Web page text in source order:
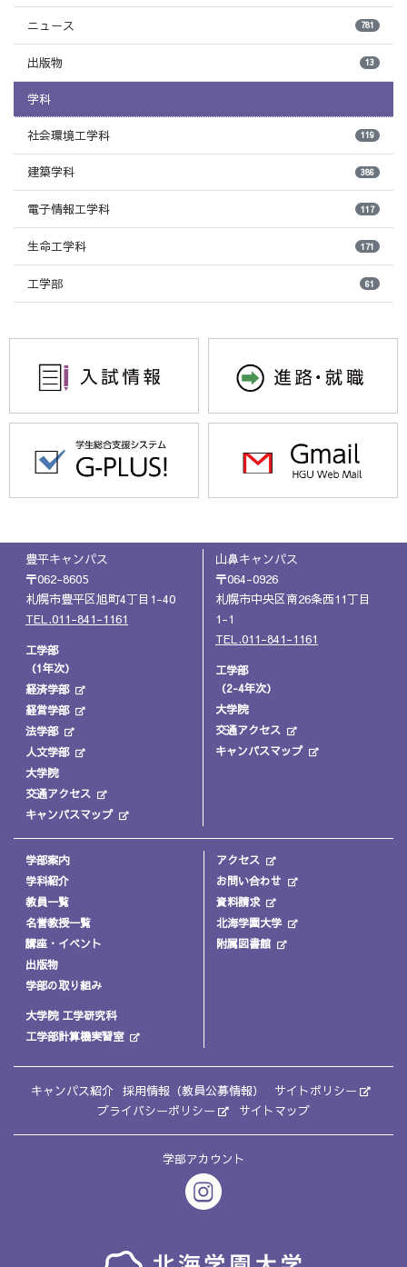
ニュース 781
出版物 13
学科
社会環境工学科 119
建築学科 386
電子情報工学科 117
生命工学科 171
工学部 61
豊平キャンパス
〒062-8605
札幌市豊平区旭町4丁目1-40
TEL.011-841-1161
工学部
（1年次）
経済学部
経営学部
法学部
人文学部
大学院
交通アクセス
キャンパスマップ
山鼻キャンパス
〒064-0926
札幌市中央区南26条西11丁目
1-1
TEL.011-841-1161
工学部
（2-4年次）
大学院
交通アクセス
キャンパスマップ
学部案内
学科紹介
教員一覧
名誉教授一覧
講座・イベント
出版物
学部の取り組み
大学院 工学研究科
工学部計算機実習室
アクセス
お問い合わせ
資料請求
北海学園大学
附属図書館
キャンパス紹介 採用情報（教員公募情報）
サイトポリシー
プライバシーポリシー
サイトマップ
学部アカウント